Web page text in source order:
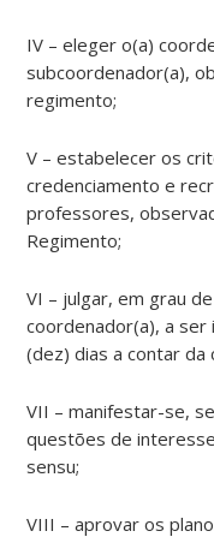
IV – eleger o(a)
subcoordenador(a),
regimento;
V – estabelecer os
credenciamento e
professores,
Regimento;
VI – julgar, em grau
coordenador(a), a
(dez) dias a contar da
VII – manifestar-se,
questões de
sensu;
VIII – aprovar os